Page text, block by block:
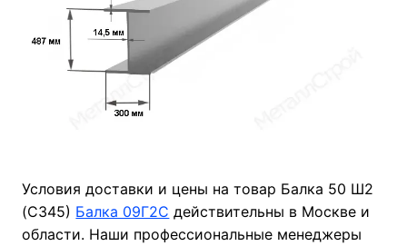
Условия доставки и цены на товар Балка 50 Ш2
(С345) Балка 09Г2С действительны в Москве и
области. Наши профессиональные менеджеры